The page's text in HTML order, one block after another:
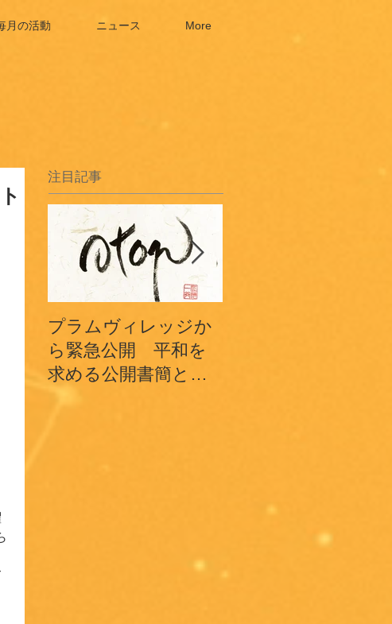
月の活動 ニュース More
注目記事
プラムヴィレッジか
ら緊急公開 平和を
求める公開書簡とテ